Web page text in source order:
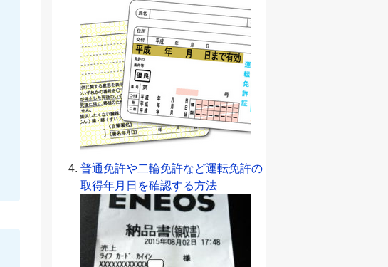
普通免許や二輪免許など運転免許の
取得年月日を確認する方法